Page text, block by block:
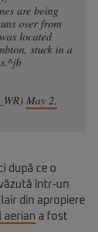
are being
over from
located
stuck in a
May 2,
după ce o
într-un
din apropiere
aerian a fost